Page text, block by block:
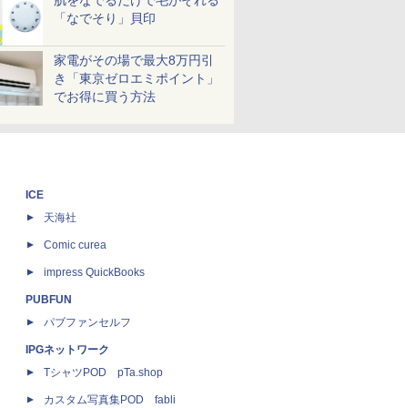
「なでそり」貝印
家電がその場で最大8万円引
き「東京ゼロエミポイント」
でお得に買う方法
ICE
天海社
Comic curea
impress QuickBooks
PUBFUN
パブファンセルフ
IPGネットワーク
TシャツPOD pTa.shop
カスタム写真集POD fabli